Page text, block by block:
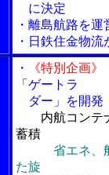
に決定
・離島航路を
・日鉄住金物
・ 《特別企画》
「ゲートラ
ダー」を開発
内航コンテ
蓄積
省エネ、
た旋